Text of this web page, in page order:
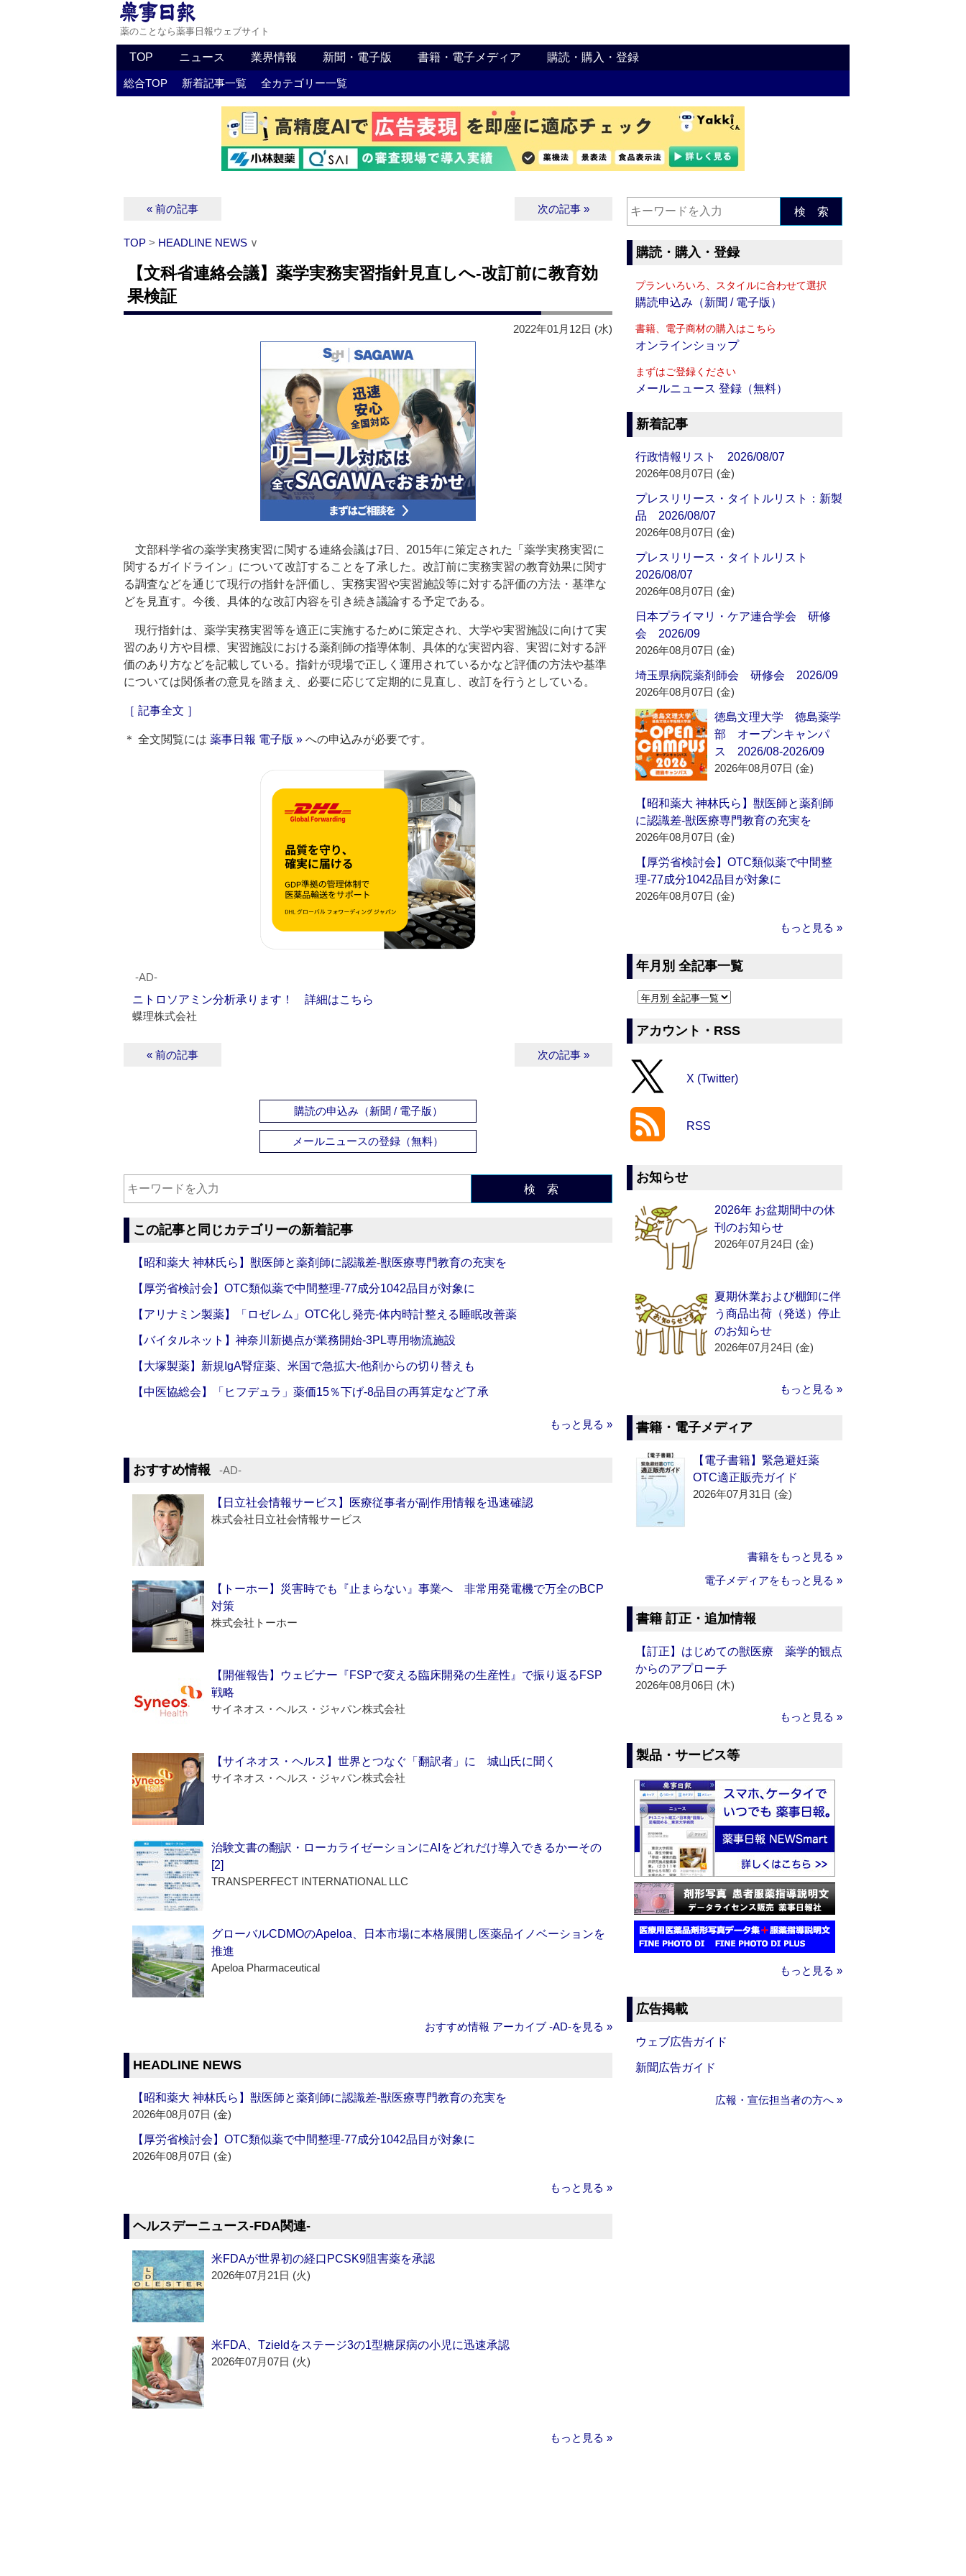
薬のことなら薬事日報ウェブサイト
TOP ニュース 業界情報 新聞・電子版 書籍・電子メディア 購読・購入・登録
総合TOP 新着記事一覧 全カテゴリー一覧
« 前の記事 次の記事 »
TOP > HEADLINE NEWS ∨
【文科省連絡会議】薬学実務実習指針見直しへ‐改訂前に教育効
果検証
2022年01月12日 (水)
文部科学省の薬学実務実習に関する連絡会議は7日、2015年に策定された「薬学実務実習に
関するガイドライン」について改訂することを了承した。改訂前に実務実習の教育効果に関す
る調査などを通じて現行の指針を評価し、実務実習や実習施設等に対する評価の方法・基準な
どを見直す。今後、具体的な改訂内容を引き続き議論する予定である。
現行指針は、薬学実務実習等を適正に実施するために策定され、大学や実習施設に向けて実
習のあり方や目標、実習施設における薬剤師の指導体制、具体的な実習内容、実習に対する評
価のあり方などを記載している。指針が現場で正しく運用されているかなど評価の方法や基準
については関係者の意見を踏まえ、必要に応じて定期的に見直し、改訂を行うとしている。
［ 記事全文 ］
＊ 全文閲覧には 薬事日報 電子版 » への申込みが必要です。
‐AD‐
ニトロソアミン分析承ります！ 詳細はこちら
蝶理株式会社
« 前の記事 次の記事 »
購読の申込み（新聞 / 電子版）
メールニュースの登録（無料）
検 索
この記事と同じカテゴリーの新着記事
【昭和薬大 神林氏ら】獣医師と薬剤師に認識差‐獣医療専門教育の充実を
【厚労省検討会】OTC類似薬で中間整理‐77成分1042品目が対象に
【アリナミン製薬】「ロゼレム」OTC化し発売‐体内時計整える睡眠改善薬
【バイタルネット】神奈川新拠点が業務開始‐3PL専用物流施設
【大塚製薬】新規IgA腎症薬、米国で急拡大‐他剤からの切り替えも
【中医協総会】「ヒフデュラ」薬価15％下げ‐8品目の再算定など了承
もっと見る »
おすすめ情報 ‐AD‐
【日立社会情報サービス】医療従事者が副作用情報を迅速確認
株式会社日立社会情報サービス
【トーホー】災害時でも『止まらない』事業へ 非常用発電機で万全のBCP
対策
株式会社トーホー
【開催報告】ウェビナー『FSPで変える臨床開発の生産性』で振り返るFSP
戦略
サイネオス・ヘルス・ジャパン株式会社
【サイネオス・ヘルス】世界とつなぐ「翻訳者」に 城山氏に聞く
サイネオス・ヘルス・ジャパン株式会社
治験文書の翻訳・ローカライゼーションにAIをどれだけ導入できるかーその
[2]
TRANSPERFECT INTERNATIONAL LLC
グローバルCDMOのApeloa、日本市場に本格展開し医薬品イノベーションを
推進
Apeloa Pharmaceutical
おすすめ情報 アーカイブ ‐AD‐を見る »
HEADLINE NEWS
【昭和薬大 神林氏ら】獣医師と薬剤師に認識差‐獣医療専門教育の充実を
2026年08月07日 (金)
【厚労省検討会】OTC類似薬で中間整理‐77成分1042品目が対象に
2026年08月07日 (金)
もっと見る »
ヘルスデーニュース‐FDA関連‐
米FDAが世界初の経口PCSK9阻害薬を承認
2026年07月21日 (火)
米FDA、Tzieldをステージ3の1型糖尿病の小児に迅速承認
2026年07月07日 (火)
もっと見る »
検 索
購読・購入・登録
プランいろいろ、スタイルに合わせて選択
購読申込み（新聞 / 電子版）
書籍、電子商材の購入はこちら
オンラインショップ
まずはご登録ください
メールニュース 登録（無料）
新着記事
行政情報リスト 2026/08/07
2026年08月07日 (金)
プレスリリース・タイトルリスト：新製
品 2026/08/07
2026年08月07日 (金)
プレスリリース・タイトルリスト
2026/08/07
2026年08月07日 (金)
日本プライマリ・ケア連合学会 研修
会 2026/09
2026年08月07日 (金)
埼玉県病院薬剤師会 研修会 2026/09
2026年08月07日 (金)
徳島文理大学 徳島薬学
部 オープンキャンパ
ス 2026/08-2026/09
2026年08月07日 (金)
【昭和薬大 神林氏ら】獣医師と薬剤師
に認識差‐獣医療専門教育の充実を
2026年08月07日 (金)
【厚労省検討会】OTC類似薬で中間整
理‐77成分1042品目が対象に
2026年08月07日 (金)
もっと見る »
年月別 全記事一覧
アカウント・RSS
X (Twitter)
RSS
お知らせ
2026年 お盆期間中の休
刊のお知らせ
2026年07月24日 (金)
夏期休業および棚卸に伴
う商品出荷（発送）停止
のお知らせ
2026年07月24日 (金)
もっと見る »
書籍・電子メディア
【電子書籍】緊急避妊薬
OTC適正販売ガイド
2026年07月31日 (金)
書籍をもっと見る »
電子メディアをもっと見る »
書籍 訂正・追加情報
【訂正】はじめての獣医療 薬学的観点
からのアプローチ
2026年08月06日 (木)
もっと見る »
製品・サービス等
もっと見る »
広告掲載
ウェブ広告ガイド
新聞広告ガイド
広報・宣伝担当者の方へ »